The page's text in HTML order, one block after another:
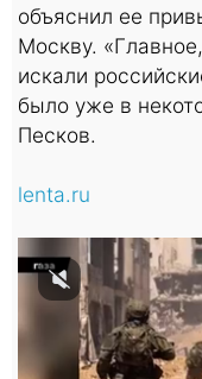
объяснил ее
Москву.
искали
было уже в
Песков.
lenta.ru